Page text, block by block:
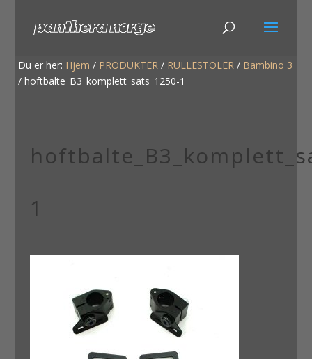
Du er her: Hjem / PRODUKTER / RULLESTOLER / Bambino 3
/hoftbalte_B3_komplett_sats_1250-1
1